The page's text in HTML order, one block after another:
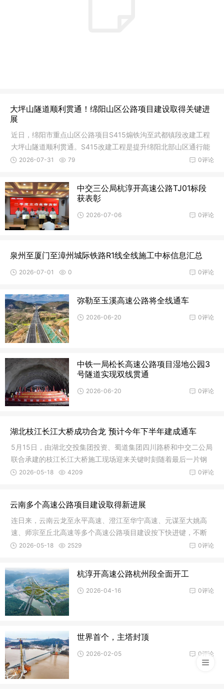
大坪山隧道顺利贯通！绵阳山区公路项目建设取得关键进
展
近日，绵阳市重点山区公路项目S415煽铁沟至武都镇段改建工程
大坪山隧道顺利贯通。S415改建工程是提升绵阳北部山区通行能
力、带动
0评论
2026-07-31 79
中交三公局杭淳开高速公路TJ01标段
获表彰
0评论
2026-07-06
泉州至厦门至漳州城际铁路R1线全线施工中标信息汇总
0评论
2026-07-01 0
弥勒至玉溪高速公路将全线通车
0评论
2026-06-20
中铁一局松长高速公路项目湿地公园3
号隧道实现双线贯通
0评论
2026-06-20
湖北枝江长江大桥成功合龙 预计今年下半年建成通车
5月15日，由湖北交投集团投资、蜀道集团四川路桥和中交二公局
联合承建的枝江长江大桥施工现场迎来关键时刻随着最后一片钢
箱梁精
0评论
2026-05-18 4209
云南多个高速公路项目建设取得新进展
连日来，云南云龙至永平高速、澄江至华宁高速、元谋至大姚高
速、师宗至丘北高速等多个高速公路项目建设按下快进键，不断
取得新进
0评论
2026-05-18 2529
杭淳开高速公路杭州段全面开工
0评论
2026-04-16
世界首个，主塔封顶
0评论
2026-02-05